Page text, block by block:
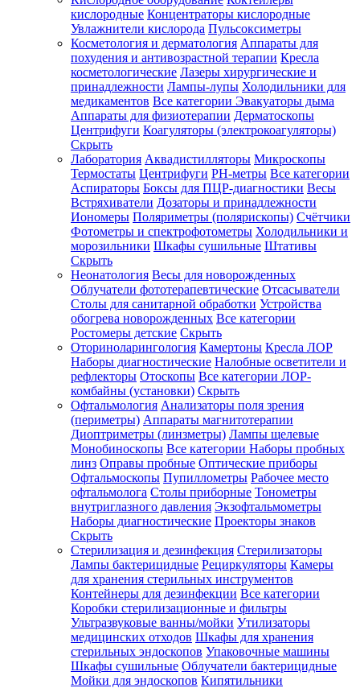
Зарегистрироваться
Зачем
регистрироваться?
Все
покупки
одном
месте
Личный
менеджер
Отслеживание
статуса
заказа
кислородные Концентраторы кислородные
Увлажнители кислорода Пульсоксиметры
Косметология и дерматология Аппараты для
похудения и антивозрастной терапии Кресла
косметологические Лазеры хирургические и
принадлежности Лампы-лупы Холодильники для
медикаментов Все категории Эвакуаторы дыма
Аппараты для физиотерапии Дерматоскопы
Центрифуги Коагуляторы (электрокоагуляторы)
Скрыть
Лаборатория Аквадистилляторы Микроскопы
Термостаты Центрифуги PH-метры Все категории
Аспираторы Боксы для ПЦР-диагностики Весы
Встряхиватели Дозаторы и принадлежности
Иономеры Поляриметры (полярископы) Счётчики
Фотометры и спектрофотометры Холодильники и
морозильники Шкафы сушильные Штативы
Скрыть
Неонатология Весы для новорожденных
Облучатели фототерапевтические Отсасыватели
Столы для санитарной обработки Устройства
обогрева новорожденных Все категории
Ростомеры детские Скрыть
Оториноларингология Камертоны Кресла ЛОР
Наборы диагностические Налобные осветители и
рефлекторы Отоскопы Все категории ЛОР-
комбайны (установки) Скрыть
Офтальмология Анализаторы поля зрения
(периметры) Аппараты магнитотерапии
Диоптриметры (линзметры) Лампы щелевые
Монобиноскопы Все категории Наборы пробных
линз Оправы пробные Оптические приборы
Офтальмоскопы Пупиллометры Рабочее место
офтальмолога Столы приборные Тонометры
внутриглазного давления Экзофтальмометры
Наборы диагностические Проекторы знаков
Скрыть
Стерилизация и дезинфекция Стерилизаторы
Лампы бактерицидные Рециркуляторы Камеры
для хранения стерильных инструментов
Контейнеры для дезинфекции Все категории
Коробки стерилизационные и фильтры
Ультразвуковые ванны/мойки Утилизаторы
медицинских отходов Шкафы для хранения
стерильных эндоскопов Упаковочные машины
Шкафы сушильные Облучатели бактерицидные
Мойки для эндоскопов Кипятильники